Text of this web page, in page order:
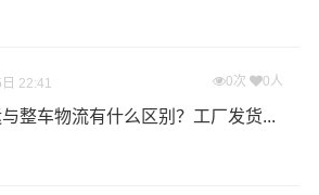
广州到南宁的专线物流运输服务。广
我们的物流服务，也得到了很多客户
如果您有意向选择我们，我们非常乐
问题。当然，还有很多优秀的物流公
流到南宁的运输服务，您也可以多多
22:41 0次 0人
整车物流有什么区别？工厂发货...